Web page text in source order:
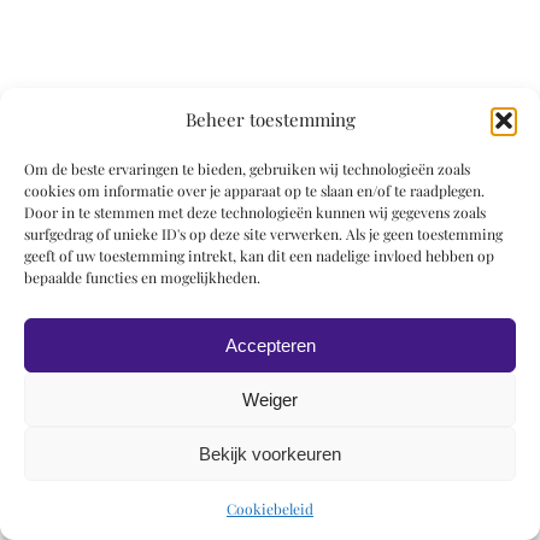
Beheer toestemming
Om de beste ervaringen te bieden, gebruiken wij technologieën zoals
cookies om informatie over je apparaat op te slaan en/of te raadplegen.
Door in te stemmen met deze technologieën kunnen wij gegevens zoals
surfgedrag of unieke ID's op deze site verwerken. Als je geen toestemming
geeft of uw toestemming intrekt, kan dit een nadelige invloed hebben op
bepaalde functies en mogelijkheden.
Accepteren
Weiger
Bekijk voorkeuren
Cookiebeleid